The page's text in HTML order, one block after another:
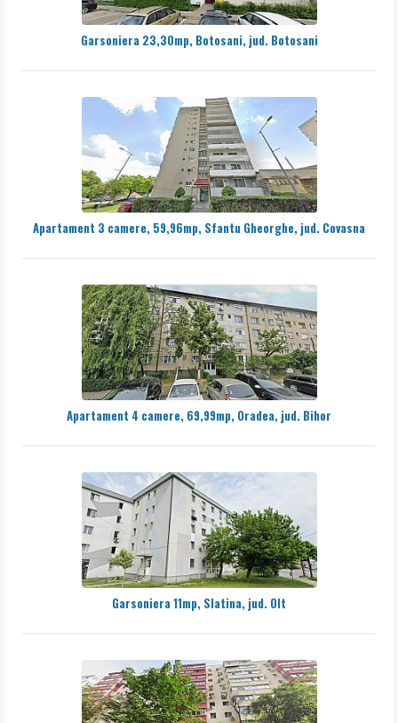
Garsoniera 23,30mp, Botosani, jud. Botosani
Apartament 3 camere, 59,96mp, Sfantu Gheorghe, jud. Covasna
Apartament 4 camere, 69,99mp, Oradea, jud. Bihor
Garsoniera 11mp, Slatina, jud. Olt